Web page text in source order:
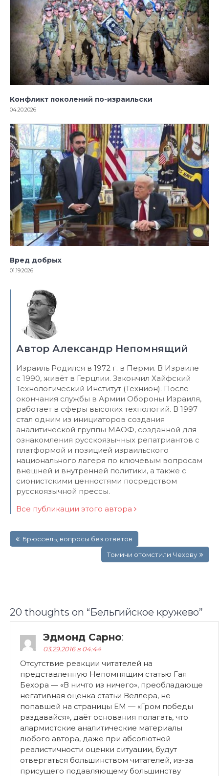
Конфликт поколений по-израильски
04.20.2026
Вред добрых
01.19.2026
Автор Александр Непомнящий
Израиль Родился в 1972 г. в Перми. В Израиле
с 1990, живёт в Герцлии. Закончил Хайфский
Технологический Институт (Технион). После
окончания службы в Армии Обороны Израиля,
работает в сферы высоких технологий. В 1997
стал одним из инициаторов создания
аналитической группы МАОФ, созданной для
ознакомления русскоязычных репатриантов с
платформой и позицией израильского
национального лагеря по ключевым вопросам
внешней и внутренней политики, а также с
сионистскими ценностями посредством
русскоязычной прессы.
Все публикации этого автора
по Брюссель, вопросы без ответов
Tомичи отомстили Чехову
20 thoughts on “Бельгийское кружево”
Эдмонд Сарно:
03.29.2016 в 04:44
Отсутствие реакции читателей на
представленную Непомнящим статью Гая
Бехора — «В ничто из ничего», преобладающе
негативная оценка статьи Веллера, не
попавшей на страницы ЕМ — «Гром победы
раздавайся», даёт основания полагать, что
алармистские аналитические материалы
любого автора, даже при абсолютной
реалистичности оценки ситуации, будут
отвергаться большинством читателей, из-за
присущего подавляющему большинству